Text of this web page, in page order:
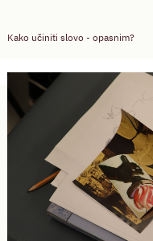
Kako učiniti slovo - opasnim?